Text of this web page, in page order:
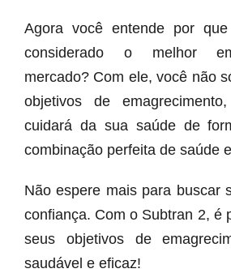
Agora você entende por
considerado o melhor
mercado? Com ele, você não
objetivos de
cuidará da sua saúde de
combinação perfeita de saúde
Não espere mais para buscar
confiança. Com o Subtran 2, é
seus objetivos de
saudável e eficaz!